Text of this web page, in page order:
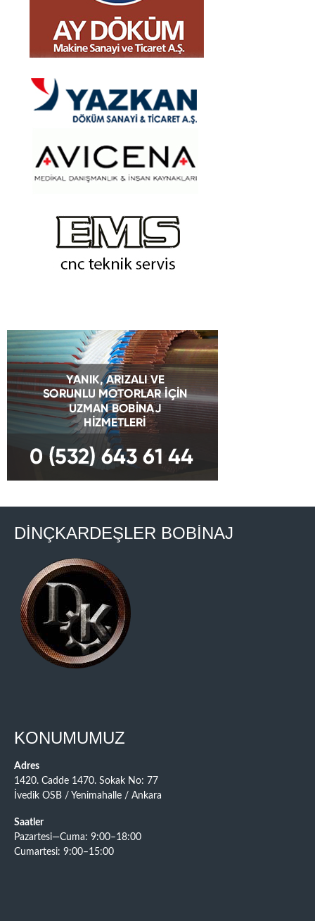
DİNÇKARDEŞLER BOBİNAJ
KONUMUMUZ
Adres
1420. Cadde 1470. Sokak No: 77
İvedik OSB / Yenimahalle / Ankara
Saatler
Pazartesi—Cuma: 9:00–18:00
Cumartesi: 9:00–15:00